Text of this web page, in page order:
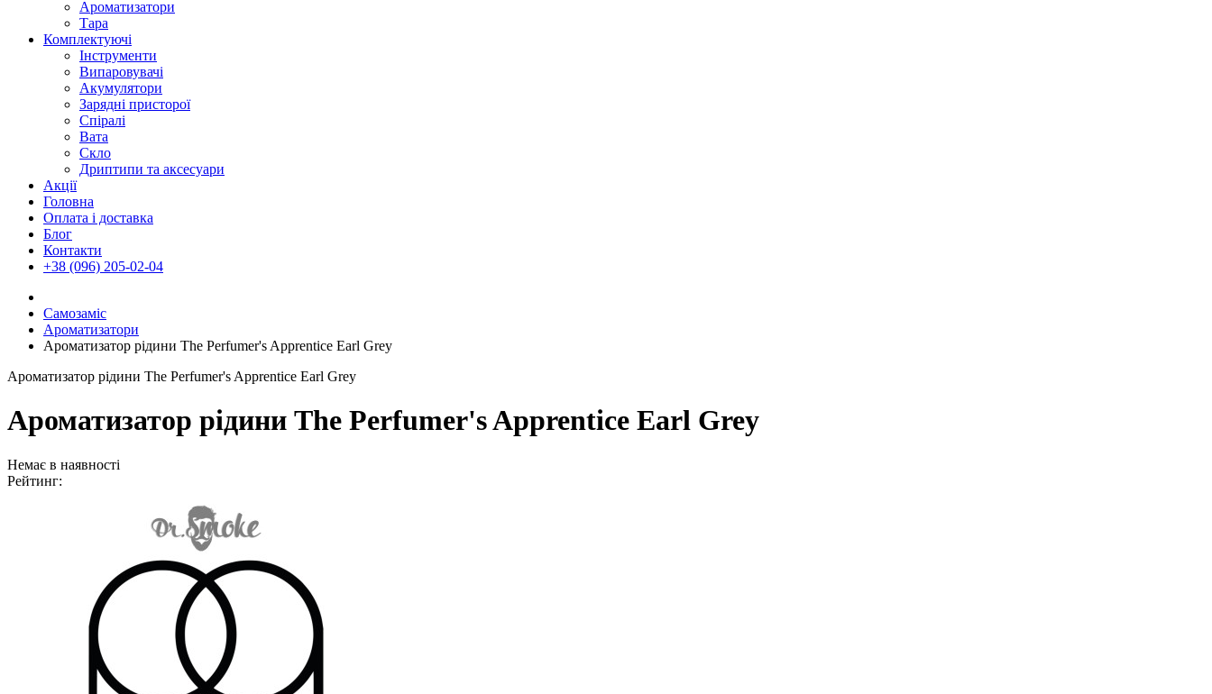
Ароматизатори
Тара
Комплектуючі
Інструменти
Випаровувачі
Акумулятори
Зарядні присторої
Спіралі
Вата
Скло
Дриптипи та аксесуари
Акції
Головна
Оплата і доставка
Блог
Контакти
+38 (096) 205-02-04
Самозаміс
Ароматизатори
Ароматизатор рідини The Perfumer's Apprentice Earl Grey
Ароматизатор рідини The Perfumer's Apprentice Earl Grey
Ароматизатор рідини The Perfumer's Apprentice Earl Grey
Немає в наявності
Рейтинг: